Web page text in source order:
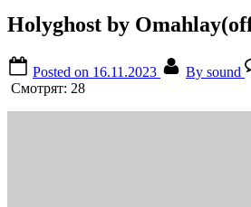
Holyghost by
Posted on 16.11.2023 By sound
Смотрят: 28